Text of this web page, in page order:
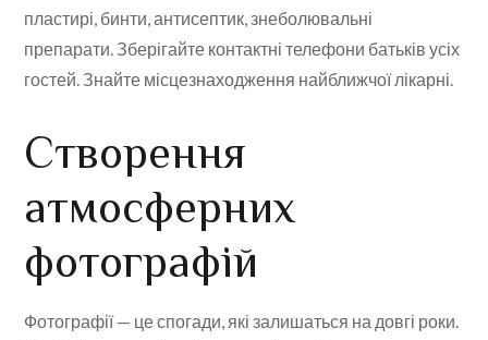
пластирі, бинти, антисептик, знеболювальні
препарати. Зберігайте контактні телефони батьків усіх
гостей. Знайте місцезнаходження найближчої лікарні.
Створення
атмосферних
фотографій
Фотографії — це спогади, які залишаться на довгі роки.